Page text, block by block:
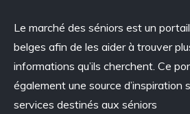
Le marché des séniors est un
belges afin de les aider à trouver
informations qu’ils cherchent. Ce
également une source d’inspiration
services destinés aux séniors